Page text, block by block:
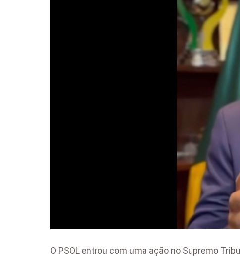
O PSOL entrou com uma ação no Supremo